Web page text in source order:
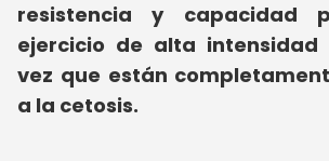
resistencia y capacidad
ejercicio de alta intensidad
vez que están
a la cetosis.